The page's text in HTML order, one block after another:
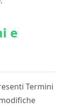
e
Termini